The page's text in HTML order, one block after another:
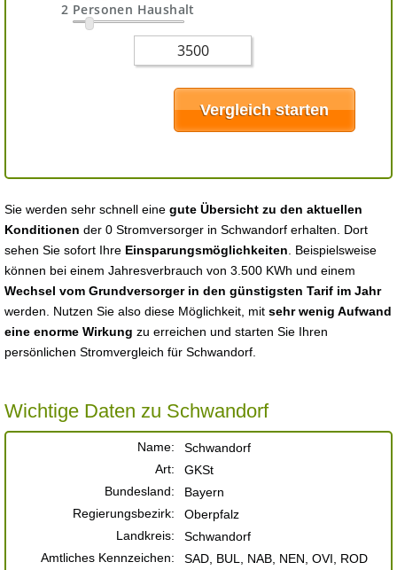
2 Personen Haushalt
Sie werden sehr schnell eine gute Übersicht zu den aktuellen
Konditionen der 0 Stromversorger in Schwandorf erhalten. Dort
sehen Sie sofort Ihre Einsparungsmöglichkeiten . Beispielsweise
können bei einem Jahresverbrauch von 3.500 KWh und einem
Wechsel vom Grundversorger in den günstigsten Tarif im Jahr
werden. Nutzen Sie also diese Möglichkeit, mit sehr wenig Aufwand
eine enorme Wirkung zu erreichen und starten Sie Ihren
persönlichen Stromvergleich für Schwandorf.
Wichtige Daten zu Schwandorf
Name:
Schwandorf
Art:
GKSt
Bundesland:
Bayern
Regierungsbezirk:
Oberpfalz
Landkreis:
Schwandorf
Amtliches Kennzeichen:
SAD, BUL, NAB, NEN, OVI, ROD